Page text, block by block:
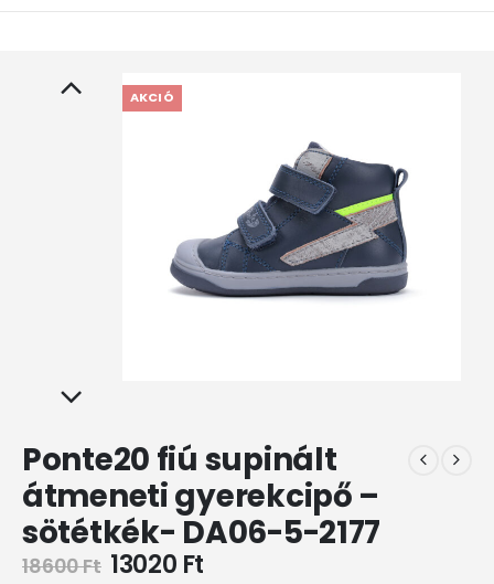
AKCIÓ
Ponte20 fiú supinált
átmeneti gyerekcipő –
sötétkék- DA06-5-2177
18600Ft 13020 Ft